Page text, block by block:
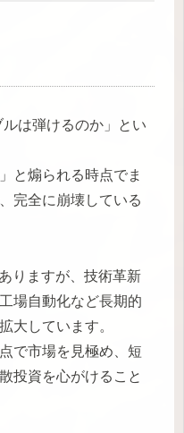
は弾けるのか」とい
と煽られる時点でま
完全に崩壊している
りますが、技術革新
場自動化など長期的
大しています。
で市場を見極め、短
投資を心がけること